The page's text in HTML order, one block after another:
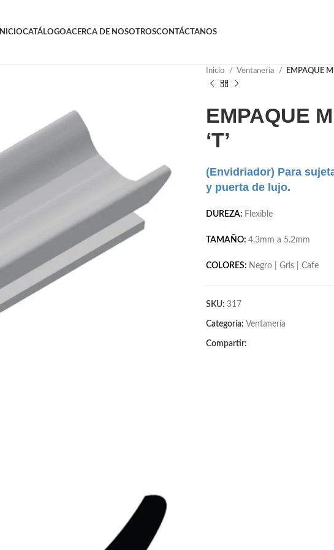
INICIOCATÁLOGOACERCA DE NOSOTROSCONTÁCTANOS
Inicio Ventanería EMPAQUE
EMPAQUE
‘T’
(Envidriador) Para
y puerta de lujo.
DUREZA: Flexible
TAMAÑO: 4.3mm a 5.2mm
COLORES: Negro | Gris | Cafe
SKU: 317
Categoría: Ventanería
Compartir: